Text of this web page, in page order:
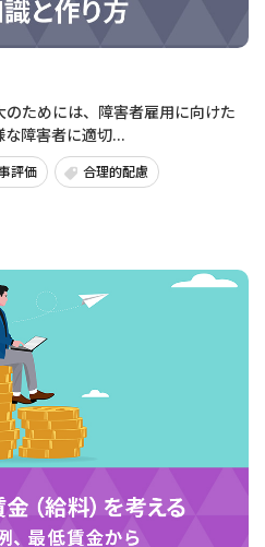
ためには、障害者雇用に向けた
障害者に適切...
評価 合理的配慮